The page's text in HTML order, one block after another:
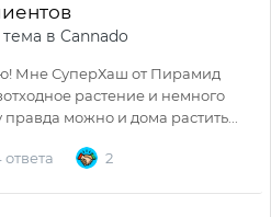
тема в Cannado
Мне СуперХаш от Пирамид
растение и немного
можно и дома растить...
ответа 2